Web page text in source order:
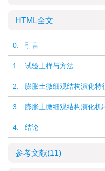
HTML全文
0. 引言
1. 试验土样与方法
2. 膨胀土微细观结构演化特
3. 膨胀土微细观结构演化机
4. 结论
参考文献(11)